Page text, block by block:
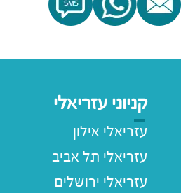
קניוני עזריאלי
עזריאלי אילון
עזריאלי תל אביב
עזריאלי ירושלים